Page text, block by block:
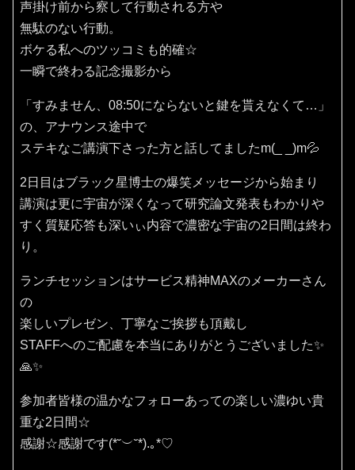
声掛け前から察して行動される方や
無駄のない行動。
ボケる私へのツッコミも的確☆
一瞬で終わる記念撮影から
「すみません、08:50にならないと鍵を貰えなくて…」
の、アナウンス途中で
ステキなご講演下さった方と話してましたm(_ _)m💦
2日目はブラック星博士の爆笑メッセージから始まり
講演は更に宇宙が深くなって研究論文発表もわかりや
すく質疑応答も深いぃ内容で濃密な宇宙の2日間は終わ
り。
ランチセッションはサービス精神MAXのメーカーさん
の
楽しいプレゼン、丁寧なご挨拶も頂戴し
STAFFへのご配慮を本当にありがとうございました✨
🙏✨
参加者皆様の温かなフォローあっての楽しい濃ゆい貴
重な2日間☆
感謝☆感謝です(⁠*⁠˘⁠︶⁠˘⁠*⁠)⁠.⁠｡⁠*⁠♡